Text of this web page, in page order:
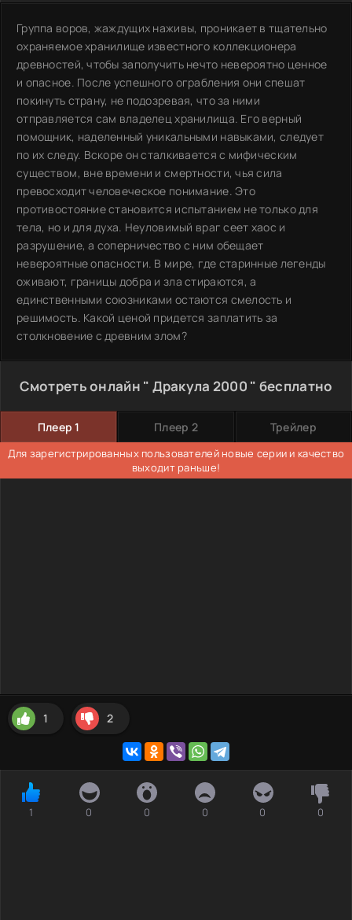
Группа воров, жаждущих наживы, проникает в тщательно
охраняемое хранилище известного коллекционера
древностей, чтобы заполучить нечто невероятно ценное
и опасное. После успешного ограбления они спешат
покинуть страну, не подозревая, что за ними
отправляется сам владелец хранилища. Его верный
помощник, наделенный уникальными навыками, следует
по их следу. Вскоре он сталкивается с мифическим
существом, вне времени и смертности, чья сила
превосходит человеческое понимание. Это
противостояние становится испытанием не только для
тела, но и для духа. Неуловимый враг сеет хаос и
разрушение, а соперничество с ним обещает
невероятные опасности. В мире, где старинные легенды
оживают, границы добра и зла стираются, а
единственными союзниками остаются смелость и
решимость. Какой ценой придется заплатить за
столкновение с древним злом?
Смотреть онлайн " Дракула 2000 " бесплатно
Плеер 1 Плеер 2 Трейлер
Для зарегистрированных пользователей новые серии и качество
выходит раньше!
1 2
1 0 0 0 0 0